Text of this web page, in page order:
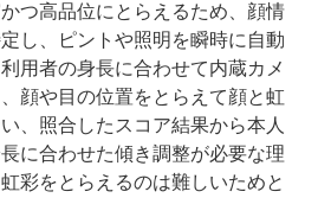
つ高品位にとらえるため、顔情
し、ピントや照明を瞬時に自動
用者の身長に合わせて内蔵カメ
顔や目の位置をとらえて顔と虹
、照合したスコア結果から本人
に合わせた傾き調整が必要な理
彩をとらえるのは難しいためと